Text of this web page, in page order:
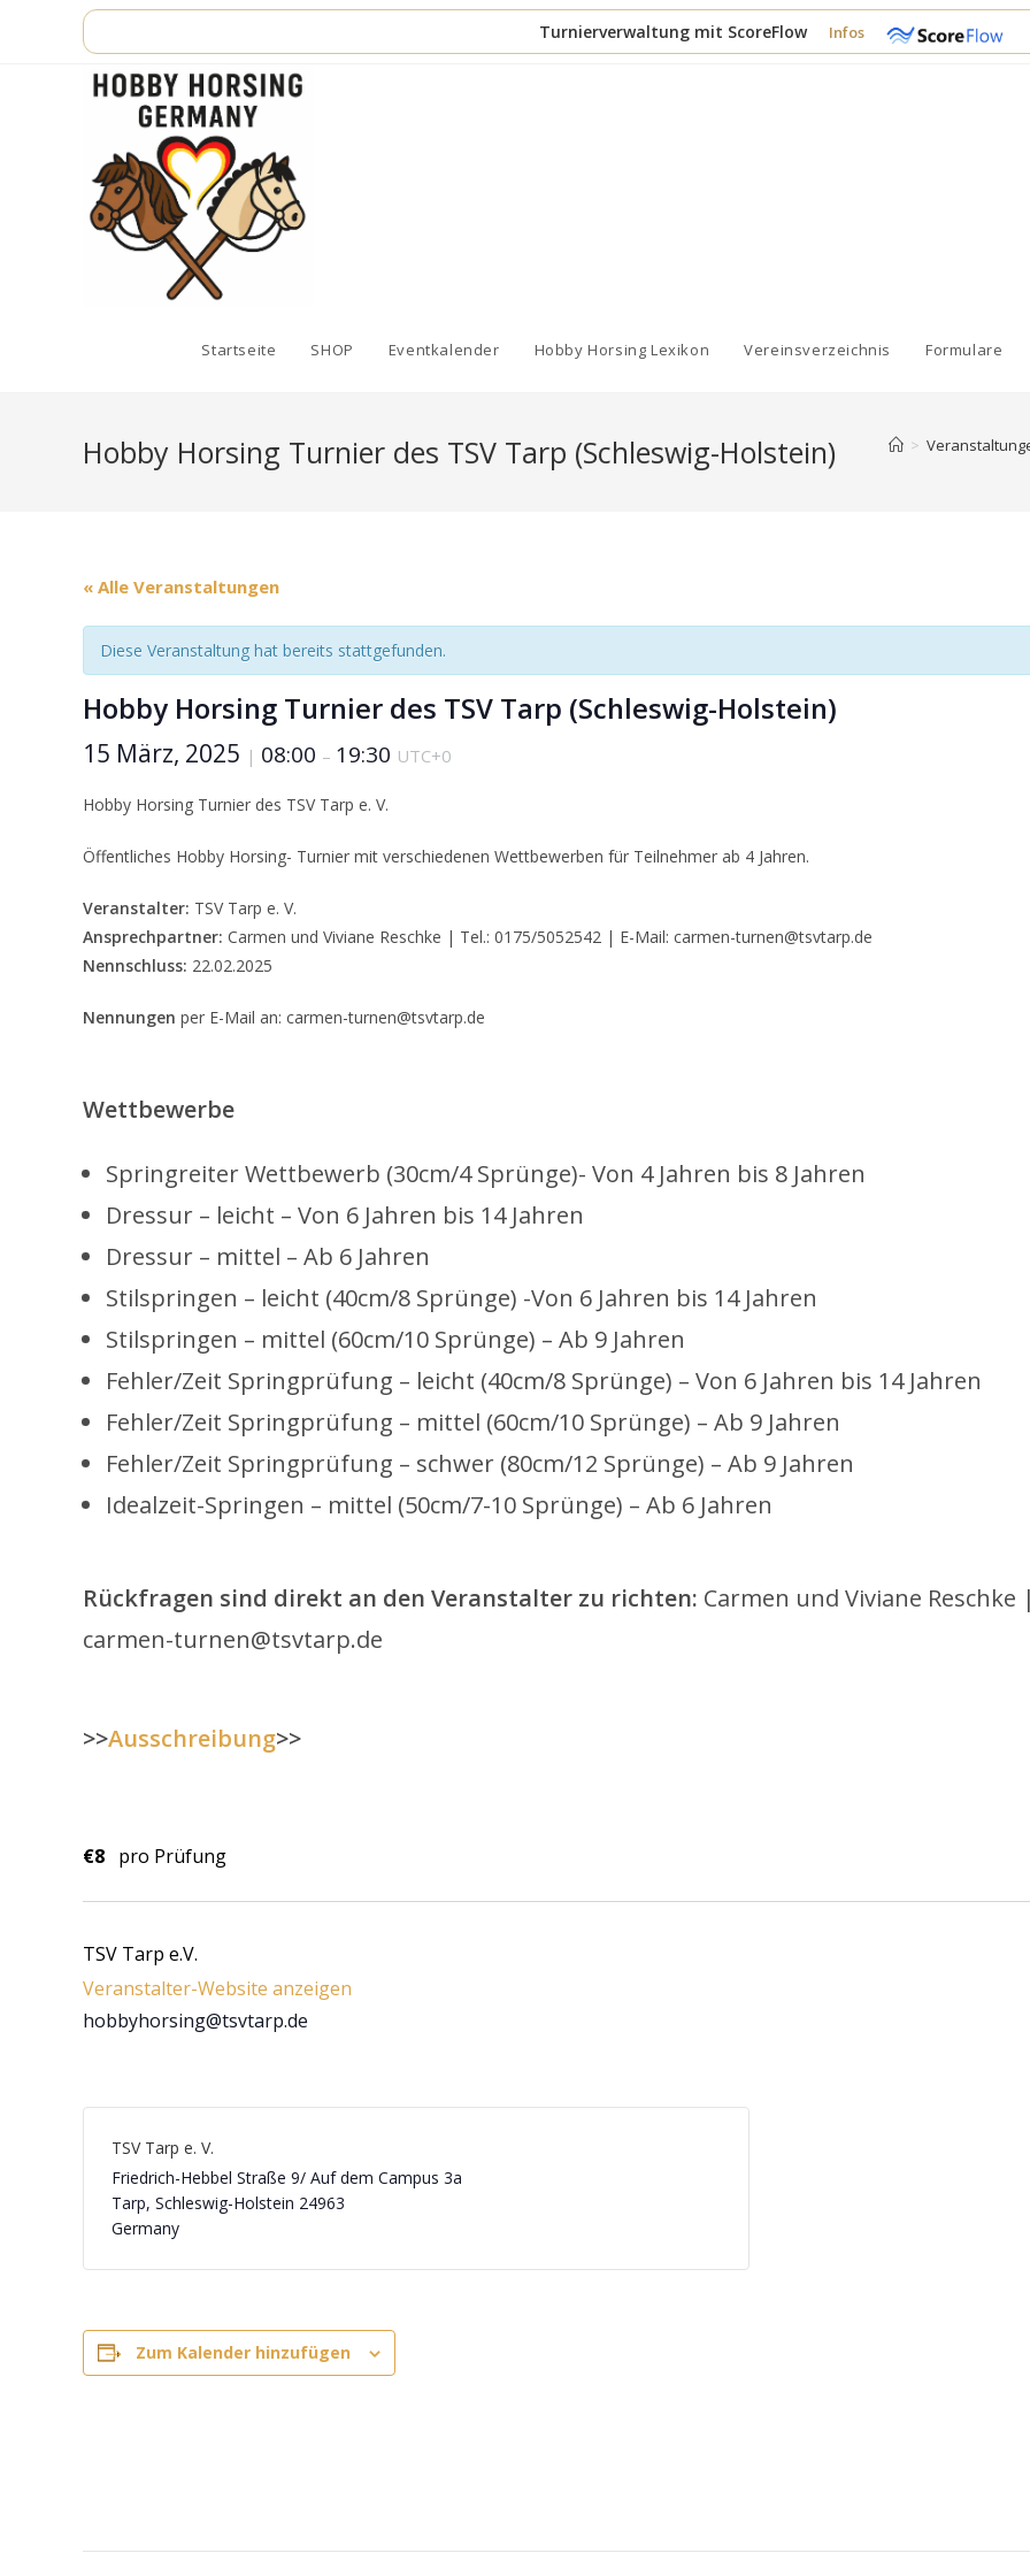
Turnierverwaltung mit ScoreFlow Infos
Startseite SHOP Eventkalender Hobby Horsing Lexikon Vereinsverzeichnis Formulare
Hobby Horsing Turnier des TSV Tarp (Schleswig-Holstein) >
« Alle Veranstaltungen
Diese Veranstaltung hat bereits stattgefunden.
Hobby Horsing Turnier des TSV Tarp (Schleswig-Holstein)
15 März, 2025 | 08:00 – 19:30 UTC+0
Hobby Horsing Turnier des TSV Tarp e. V.
Öffentliches Hobby Horsing- Turnier mit verschiedenen Wettbewerben für Teilnehmer ab 4 Jahren.
Veranstalter: TSV Tarp e. V.
Ansprechpartner: Carmen und Viviane Reschke | Tel.: 0175/5052542 | E-Mail: carmen-turnen@tsvtarp.de
Nennschluss: 22.02.2025
Nennungen per E-Mail an: carmen-turnen@tsvtarp.de
Wettbewerbe
Springreiter Wettbewerb (30cm/4 Sprünge)- Von 4 Jahren bis 8 Jahren
Dressur – leicht – Von 6 Jahren bis 14 Jahren
Dressur – mittel – Ab 6 Jahren
Stilspringen – leicht (40cm/8 Sprünge) -Von 6 Jahren bis 14 Jahren
Stilspringen – mittel (60cm/10 Sprünge) – Ab 9 Jahren
Fehler/Zeit Springprüfung – leicht (40cm/8 Sprünge) – Von 6 Jahren bis 14 Jahren
Fehler/Zeit Springprüfung – mittel (60cm/10 Sprünge) – Ab 9 Jahren
Fehler/Zeit Springprüfung – schwer (80cm/12 Sprünge) – Ab 9 Jahren
Idealzeit-Springen – mittel (50cm/7-10 Sprünge) – Ab 6 Jahren
Rückfragen sind direkt an den Veranstalter zu richten: Carmen und Viviane
carmen-turnen@tsvtarp.de
>>Ausschreibung>>
€8 pro Prüfung
TSV Tarp e.V.
Veranstalter-Website anzeigen
hobbyhorsing@tsvtarp.de
TSV Tarp e. V.
Friedrich-Hebbel Straße 9/ Auf dem Campus 3a
Tarp, Schleswig-Holstein 24963
Germany
Zum Kalender hinzufügen